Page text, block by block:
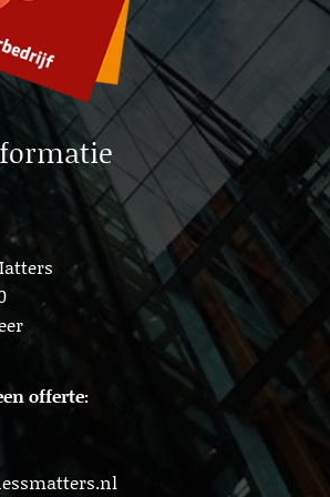
Amsterdam
offerte: